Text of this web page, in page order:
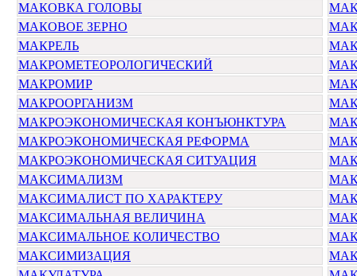
МАКОВКА ГОЛОВЫ
МАКОВОЕ ЗЕРНО
МАКРЕЛЬ
МАКРОМЕТЕОРОЛОГИЧЕСКИЙ
МАКРОМИР
МАКРООРГАНИЗМ
МАКРОЭКОНОМИЧЕСКАЯ КОНЪЮНКТУРА
МАКРОЭКОНОМИЧЕСКАЯ РЕФОРМА
МАКРОЭКОНОМИЧЕСКАЯ СИТУАЦИЯ
МАКСИМАЛИЗМ
МАКСИМАЛИСТ ПО ХАРАКТЕРУ
МАКСИМАЛЬНАЯ ВЕЛИЧИНА
МАКСИМАЛЬНОЕ КОЛИЧЕСТВО
МАКСИМИЗАЦИЯ